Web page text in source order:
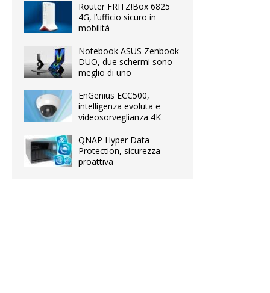
Router FRITZ!Box 6825
4G, l’ufficio sicuro in
mobilità
Notebook ASUS Zenbook
DUO, due schermi sono
meglio di uno
EnGenius ECC500,
intelligenza evoluta e
videosorveglianza 4K
QNAP Hyper Data
Protection, sicurezza
proattiva